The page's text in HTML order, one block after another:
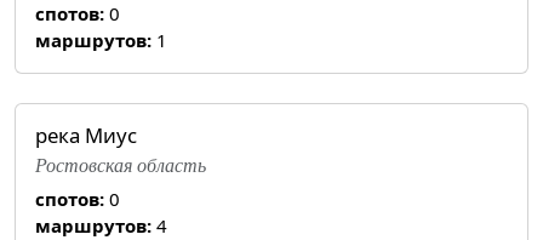
спотов: 0
маршрутов: 1
река Миус
Ростовская область
спотов: 0
маршрутов: 4